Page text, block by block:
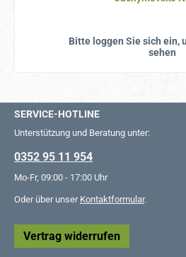
Bitte loggen Sie sich ein,
sehen
SERVICE-HOTLINE
Unterstützung und Beratung unter:
0352 95 11 954
Mo-Fr, 09:00 - 17:00 Uhr
Oder über unser Kontaktformular.
Vertrag widerrufen